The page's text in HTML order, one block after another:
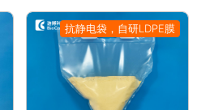
抗静电袋，自研LDPE膜